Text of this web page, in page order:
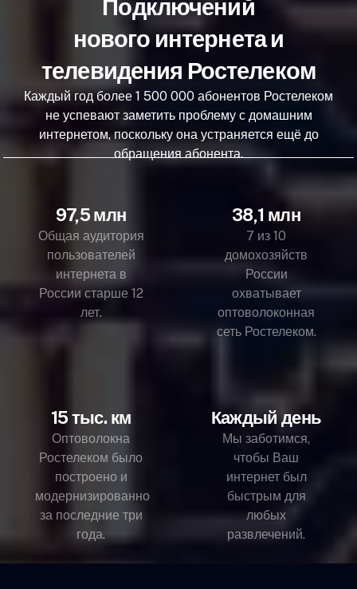
Подключений
нового интернета и
телевидения Ростелеком
Каждый год более 1 500 000 абонентов Ростелеком
не успевают заметить проблему с домашним
интернетом, поскольку она устраняется ещё до
обращения абонента.
97,5 млн
Общая аудитория
пользователей
интернета в
России старше 12
лет.
38,1 млн
7 из 10
домохозяйств
России
охватывает
оптоволоконная
сеть Ростелеком.
15 тыс. км
Оптоволокна
Ростелеком было
построено и
модернизированно
за последние три
года.
Каждый день
Мы заботимся,
чтобы Ваш
интернет был
быстрым для
любых
развлечений.